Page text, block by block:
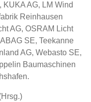
KUKA AG, LM Wind
Reinhausen
AG, OSRAM Licht
SE, Teekanne
AG, Webasto SE,
Baumaschinen